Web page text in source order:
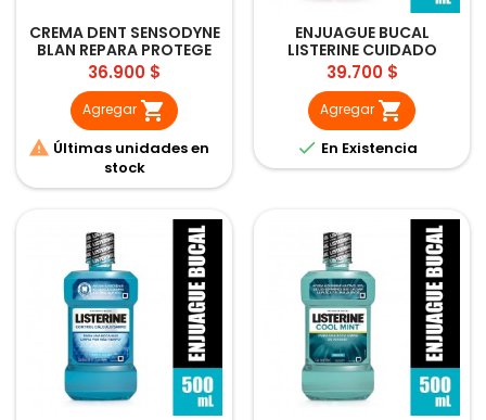
CREMA DENT SENSODYNE
BLAN REPARA PROTEGE
100GR
Precio
36.900 $
Agregar 
 Últimas unidades en
stock
ENJUAGUE BUCAL
LISTERINE CUIDADO
TOTAL 500ML
Precio
39.700 $
Agregar 
 En Existencia